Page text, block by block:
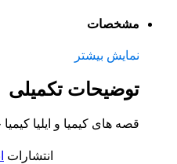
مشخصات
نمایش بیشتر
توضیحات تکمیلی
قصه های کیمیا و ایلیا
انتشارات